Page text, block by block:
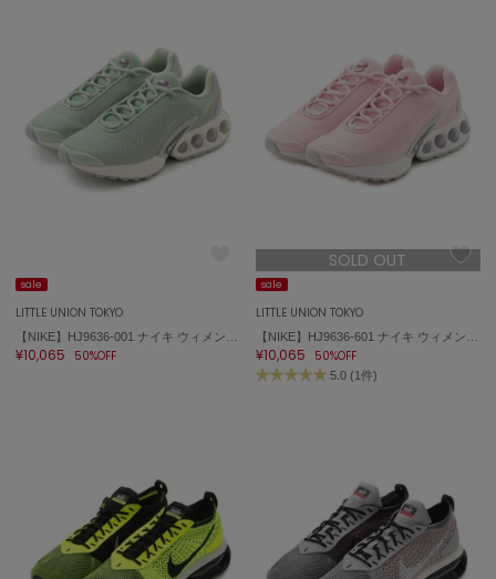
sale
LITTLE UNION TOKYO
¥10,065 50%OFF
SOLD OUT
sale
LITTLE UNION TOKYO
¥10,065 50%OFF
5.0 (1件)